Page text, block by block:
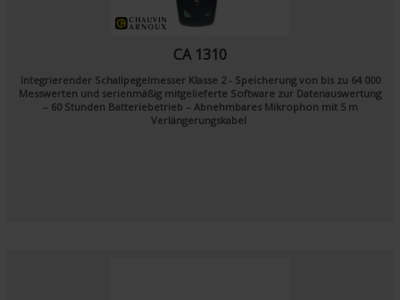
CA 1310
Integrierender Schallpegelmesser Klasse 2 - Speicherung von bis zu 64 000
Messwerten und serienmäßig mitgelieferte Software zur Datenauswertung
– 60 Stunden Batteriebetrieb – Abnehmbares Mikrophon mit 5 m
Verlängerungskabel